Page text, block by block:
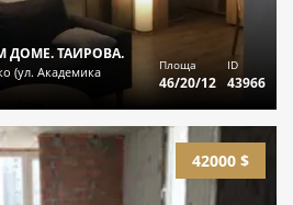
ДОМЕ. ТАИРОВА.
(ул. Академика
Площа
46/20/12
ID
43966
42000 $